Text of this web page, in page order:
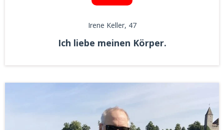
Irene Keller, 47
Ich liebe meinen Körper.